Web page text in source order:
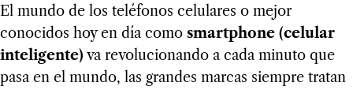
El mundo de los teléfonos celulares o mejor
conocidos hoy en día como smartphone (celular
inteligente) va revolucionando a cada minuto que
pasa en el mundo, las grandes marcas siempre tratan